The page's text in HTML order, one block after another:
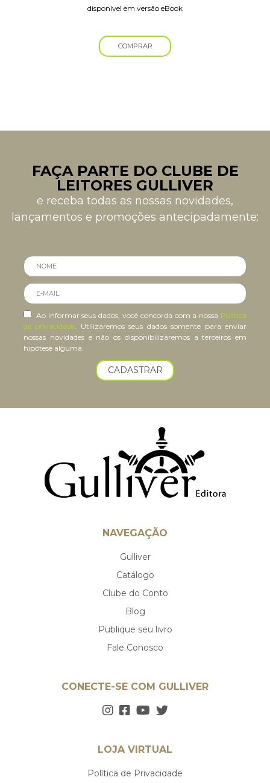
disponível em versão eBook
COMPRAR
FAÇA PARTE DO CLUBE DE
LEITORES GULLIVER
e receba todas as nossas novidades,
lançamentos e promoções antecipadamente:
Ao informar seus dados, você concorda com a nossa Política
de privacidade . Utilizaremos seus dados somente para enviar
nossas novidades e não os disponibilizaremos a terceiros em
hipótese alguma.
CADASTRAR
NAVEGAÇÃO
Gulliver
Catálogo
Clube do Conto
Blog
Publique seu livro
Fale Conosco
CONECTE-SE COM GULLIVER
LOJA VIRTUAL
Política de Privacidade